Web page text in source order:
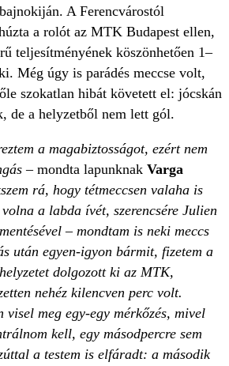
A Ferencvárostól
a rolót az MTK Budapest ellen,
teljesítményének köszönhetően 1–
Még úgy is parádés meccse volt,
szokatlan hibát követett el: jócskán
de a helyzetből nem lett gól.
a magabiztosságot, ezért nem
– mondta lapunknak Varga
rá, hogy tétmeccsen valaha is
a labda ívét, szerencsére Julien
– mondtam is neki meccs
után egyen-igyon bármit, fizetem a
dolgozott ki az MTK,
nehéz kilencven perc volt.
meg egy-egy mérkőzés, mivel
kell, egy másodpercre sem
a testem is elfáradt: a második